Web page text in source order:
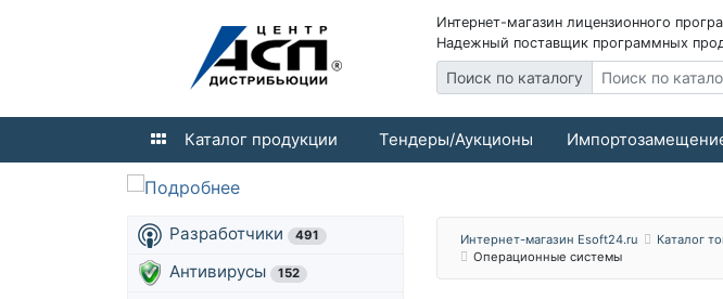
Интернет-магазин лицензионного
Надежный поставщик программных
Поиск по каталогу
Каталог продукции Тендеры/Аукционы
Разработчики 491
Антивирусы 152
Интернет-магазин Esoft24.ru Каталог
Операционные системы